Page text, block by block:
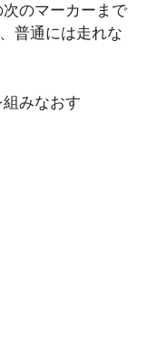
のマーカーまで
普通には走れな
みなおす